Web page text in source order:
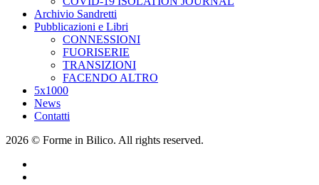
Archivio Sandretti
Pubblicazioni e Libri
CONNESSIONI
FUORISERIE
TRANSIZIONI
FACENDO ALTRO
5x1000
News
Contatti
2026 © Forme in Bilico. All rights reserved.